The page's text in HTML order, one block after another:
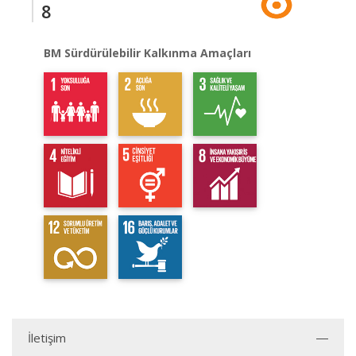
8
BM Sürdürülebilir Kalkınma Amaçları
İletişim